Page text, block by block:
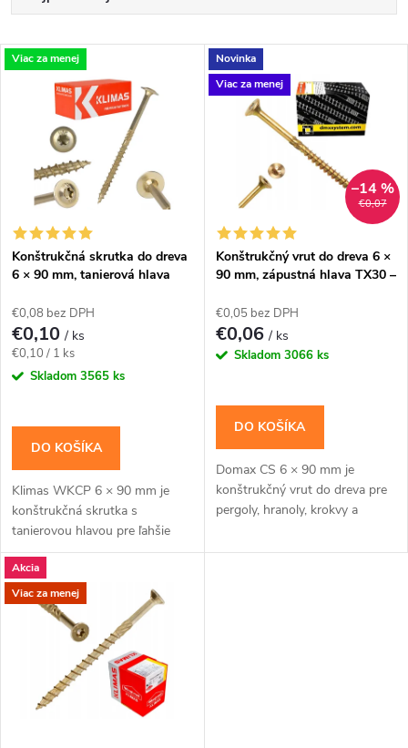
a
i
e
p
r
u
k
t
Najlacnejšie
Najdrahšie
Abecedne
V
s
p
r
o
d
u
k
t
o
Viac za menej
Konštrukčná skrutka do dreva
6 × 90 mm, tanierová hlava
€0,08 bez DPH
€0,10/ ks
Jednotková
cena:
€0,10 / 1 ks
Skladom 3565 ks
DO KOŠÍKA
Klimas WKCP 6 × 90 mm je
konštrukčná skrutka s
tanierovou hlavou pre ľahšie
konštrukčné spoje dosiek, lát a
menších hranolov. Závit má
katalógovú dĺžku 50...
Novinka
Viac za menej
€0,07
–14 %
Konštrukčný vrut do dreva 6 ×
90 mm, zápustná hlava TX30 –
€0,05 bez DPH
€0,06/ ks
Skladom 3066 ks
DO KOŠÍKA
Domax CS 6 × 90 mm je
konštrukčný vrut do dreva pre
pergoly, hranoly, krokvy a
zapustená. Zápustná hlava je
Akcia
Viac za menej